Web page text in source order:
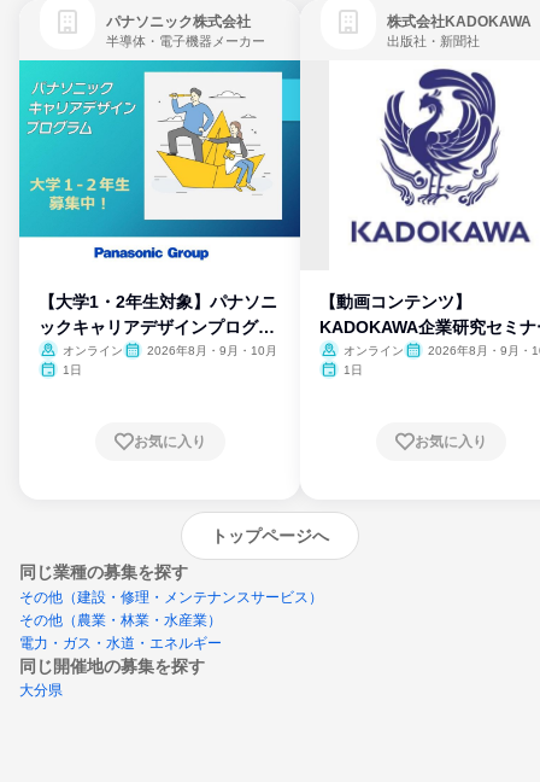
パナソニック株式会社
半導体・電子機器メーカー
【大学1・2年生対象】パナソニ
ックキャリアデザインプログラ
ム
オンライン
2026年8月・9月・10月
1日
お気に入り
株式会社KADOKAWA
出版社・新聞社
【動画コンテンツ】
KADOKAWA企業研究セミナ
オンライン
2026年8月・9月・
1日
お気に入り
トップページへ
同じ業種の募集を探す
その他（建設・修理・メンテナンスサービス）
その他（農業・林業・水産業）
電力・ガス・水道・エネルギー
同じ開催地の募集を探す
大分県